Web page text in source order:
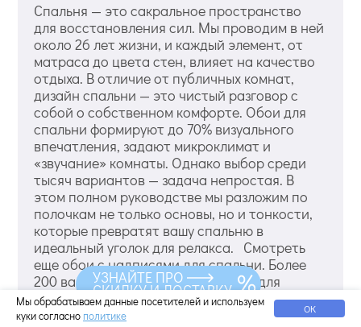
Спальня — это сакральное пространство
для восстановления сил. Мы проводим в ней
около 26 лет жизни, и каждый элемент, от
матраса до цвета стен, влияет на качество
отдыха. В отличие от публичных комнат,
дизайн спальни — это чистый разговор с
собой о собственном комфорте. Обои для
спальни формируют до 70% визуального
впечатления, задают микроклимат и
«звучание» комнаты. Однако выбор среди
тысяч вариантов — задача непростая. В
этом полном руководстве мы разложим по
полочкам не только основы, но и тонкости,
которые превратят вашу спальню в
идеальный уголок для релакса. Смотреть
еще обои с надписями для спальни. Более
200 вариантов однотонных обоев для
спальни. Фундамент: безопасные и
экологичные материалы для здорового сна
Мы обрабатываем данные посетителей и используем
куки согласно политике ОК
УЗНАЙТЕ ПРО
СКИДКУ И ДОСТАВКУ